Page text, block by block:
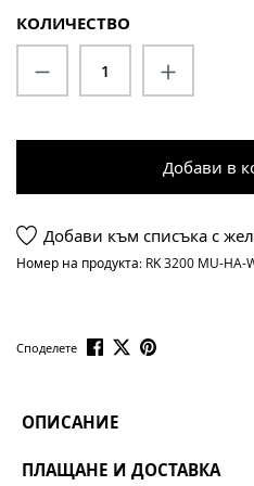
КОЛИЧЕСТВО
Количество на
Добави в
Добави към списъка с
Номер на продукта: RK 3200 MU-HA-
Споделете
ОПИСАНИЕ
ПЛАЩАНЕ И ДОСТАВКА